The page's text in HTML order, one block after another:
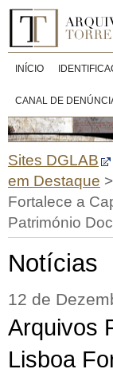
INÍCIO
CANAL DE
Sites DGLAB
em Destaque >
Fortalece a
Património
Notícias
12 de
Arquivos
Lisboa